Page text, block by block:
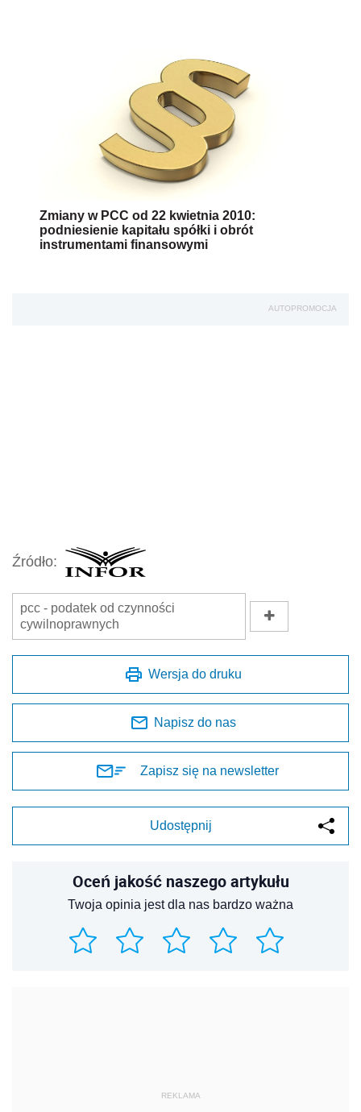
Zmiany w PCC od 22 kwietnia 2010:
podniesienie kapitału spółki i obrót
instrumentami finansowymi
AUTOPROMOCJA
Źródło:
pcc - podatek od czynności
cywilnoprawnych
Wersja do druku
Napisz do nas
Zapisz się na newsletter
Udostępnij
Oceń jakość naszego artykułu
Twoja opinia jest dla nas bardzo ważna
REKLAMA